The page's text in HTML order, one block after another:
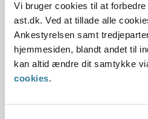
Vi bruger cookies til at
ast.dk. Ved at tillade alle
Ankestyrelsen samt
hjemmesiden, blandt andet til
kan altid ændre dit samtykke
cookies.
Disse 30 kommuner
undersøgelsen:
Sorø Kommune